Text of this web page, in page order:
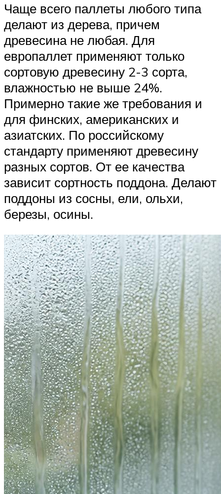
Чаще всего паллеты любого типа
делают из дерева, причем
древесина не любая. Для
европаллет применяют только
сортовую древесину 2-3 сорта,
влажностью не выше 24%.
Примерно такие же требования и
для финских, американских и
азиатских. По российскому
стандарту применяют древесину
разных сортов. От ее качества
зависит сортность поддона. Делают
поддоны из сосны, ели, ольхи,
березы, осины.